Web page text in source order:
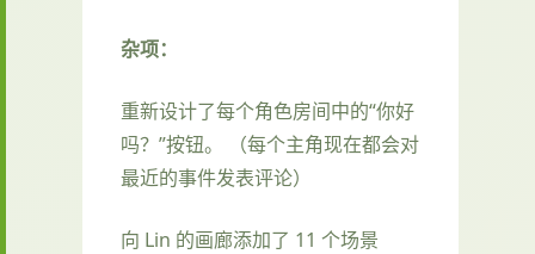
杂项：
重新设计了每个角色房间中的“你好
吗？”按钮。 （每个主角现在都会对
最近的事件发表评论）
向 Lin 的画廊添加了 11 个场景